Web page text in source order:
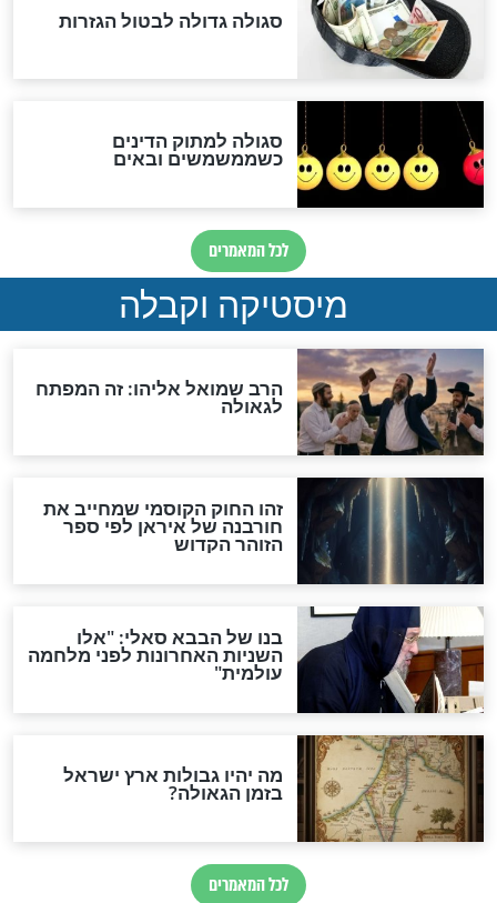
שורדת השואה שחוגגת 100:
"מודה לקב"ה על כל השנים"
לכל המאמרים
אחרית הימים
האם אפשר לחשב את הקץ?
מה יהיה בימות המשיח?
"לפני הגאולה תהיה אפיקורסות
והכחשה גדולה מאוד של
האמונה"
האם לאחר בוא המשיח יהיה
אפשר לחזור בתשובה?